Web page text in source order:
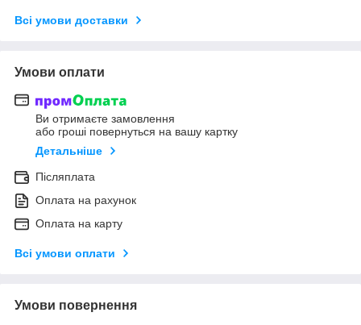
Всі умови доставки
Умови оплати
Ви отримаєте замовлення
або гроші повернуться на вашу картку
Детальніше
Післяплата
Оплата на рахунок
Оплата на карту
Всі умови оплати
Умови повернення